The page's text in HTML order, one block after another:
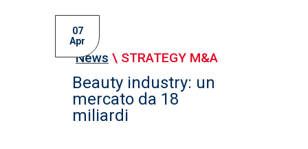
07
Apr
News \ STRATEGY M&A
Beauty industry: un
mercato da 18
miliardi